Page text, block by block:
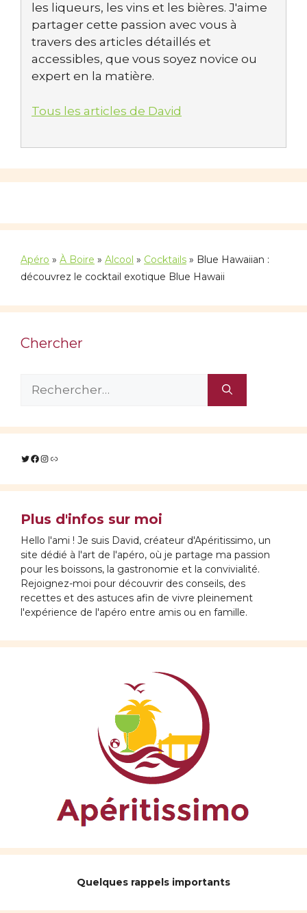
les liqueurs, les vins et les bières. J'aime
partager cette passion avec vous à
travers des articles détaillés et
accessibles, que vous soyez novice ou
expert en la matière.
Tous les articles de David
Apéro » À Boire » Alcool » Cocktails » Blue Hawaiian :
découvrez le cocktail exotique Blue Hawaii
Chercher
Rechercher :
Twitter
Facebook
Instagram
Lien
Plus d'infos sur moi
Hello l'ami ! Je suis David, créateur d'Apéritissimo, un
site dédié à l'art de l'apéro, où je partage ma passion
pour les boissons, la gastronomie et la convivialité.
Rejoignez-moi pour découvrir des conseils, des
recettes et des astuces afin de vivre pleinement
l'expérience de l'apéro entre amis ou en famille.
Quelques rappels importants